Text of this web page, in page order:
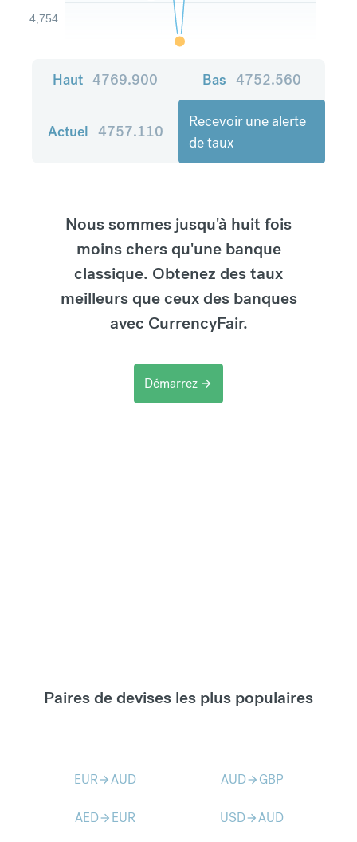
4,754
Haut 4769.900 Bas 4752.560
Actuel 4757.110
Recevoir une alerte
de taux
Nous sommes jusqu'à huit fois
moins chers qu'une banque
classique. Obtenez des taux
meilleurs que ceux des banques
avec CurrencyFair.
Démarrez arrow_forward
Paires de devises les plus populaires
EURarrow_forwardAUD AUDarrow_forward GBP
AEDarrow_forward EUR USDarrow_forwardAUD